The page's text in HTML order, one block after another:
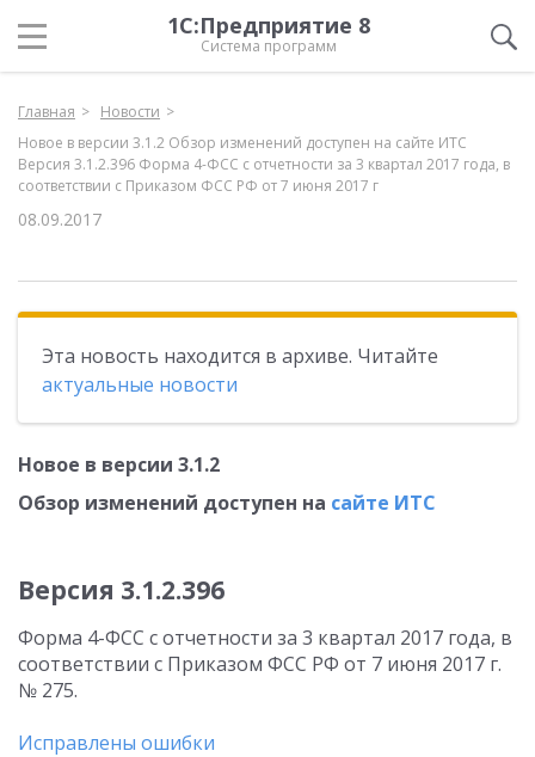
1С:Предприятие 8
Система программ
Главная
Новости
Новое в версии 3.1.2 Обзор изменений доступен на сайте ИТС
Версия 3.1.2.396 Форма 4-ФСС с отчетности за 3 квартал 2017 года, в
соответствии с Приказом ФСС РФ от 7 июня 2017 г
08.09.2017
Эта новость находится в архиве. Читайте
актуальные новости
Новое в версии 3.1.2
Обзор изменений доступен на сайте ИТС
Версия 3.1.2.396
Форма 4-ФСС с отчетности за 3 квартал 2017 года, в
соответствии с Приказом ФСС РФ от 7 июня 2017 г.
№ 275.
Исправлены ошибки